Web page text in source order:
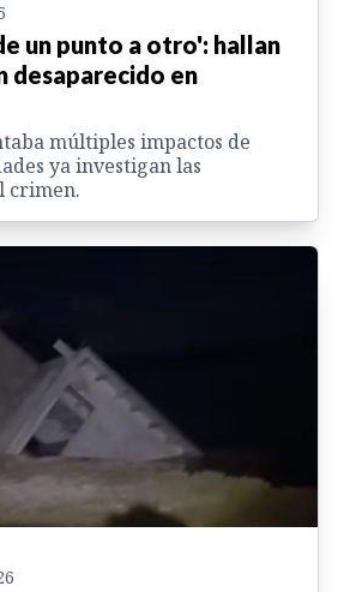
un punto a otro': hallan
desaparecido en
múltiples impactos de
ya investigan las
crimen.